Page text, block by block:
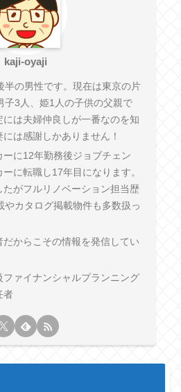
kaji-oyaji
半の男性です。現在は東京の片
子3人、姫1人の子供の父親で
は夫婦仲良しが一番なのを知
は感謝しかありません！
に12年勤務後ジョブチェン
に転職し17年目になります。
がフルリノベーション担当歴
やカタログ掲載物件も多数扱っ
からこその情報を発信してい
ァイナンシャルプランニング
者